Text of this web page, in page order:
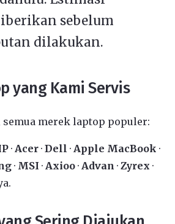
sebelum
dilakukan.
yang Kami Servis
merek laptop populer:
· Acer · Dell · Apple MacBook ·
· MSI · Axioo · Advan · Zyrex ·